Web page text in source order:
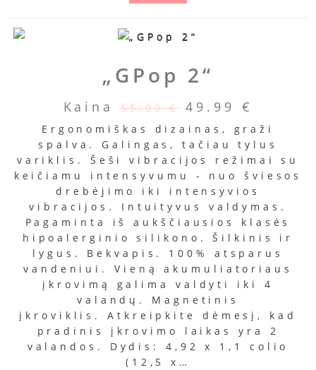
„GPop 2“
Kaina 55.90€ 49.99 €
Ergonomiškas dizainas, graži
spalva. Galingas, tačiau tylus
variklis. Šeši vibracijos režimai su
keičiamu intensyvumu - nuo šviesos
drebėjimo iki intensyvios
vibracijos. Intuityvus valdymas.
Pagaminta iš aukščiausios klasės
hipoalerginio silikono. Šilkinis ir
lygus. Bekvapis. 100% atsparus
vandeniui. Vieną akumuliatoriaus
įkrovimą galima valdyti iki 4
valandų. Magnetinis
įkroviklis. Atkreipkite dėmesį, kad
pradinis įkrovimo laikas yra 2
valandos. Dydis: 4,92 x 1,1 colio
(12,5 x…